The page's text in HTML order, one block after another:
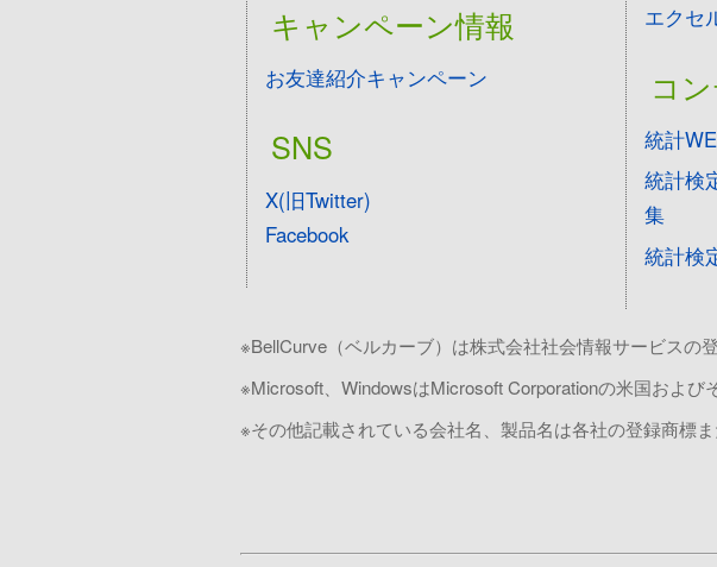
キャンペーン情報
お友達紹介キャンペーン
SNS
X(旧Twitter)
Facebook
エクセ
コ
統計
統計検
集
統計検
※BellCurve（ベルカーブ）は株式会社社会情報サービスの登
※Microsoft、WindowsはMicrosoft Corporationの米国および
※その他記載されている会社名、製品名は各社の登録商標ま